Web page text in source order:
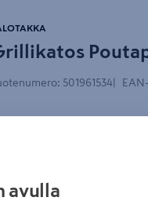
: 501961534
jonka vahvat
m, harjakorkeus 2,8
materiaali mänty
avulla